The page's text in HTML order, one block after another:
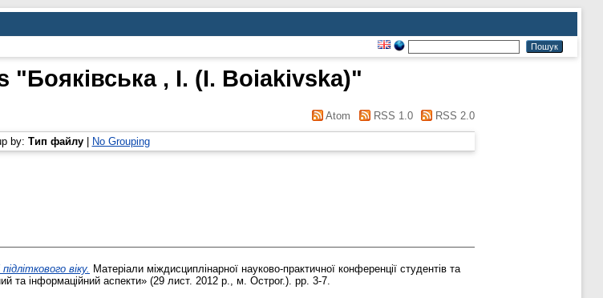
"Бояківська , І. (I. Boiakivska)"
Atom RSS 1.0 RSS 2.0
by: Тип файлу| No Grouping
віку. Матеріали міждисциплінарної науково-практичної конференції студентів та
та інформаційний аспекти» (29 лист. 2012 р., м. Острог.). pp. 3-7.